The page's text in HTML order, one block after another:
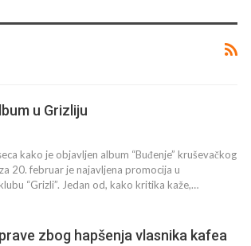
u Grizliju
kako je objavljen album “Buđenje” kruševačkog
20. februar je najavljena promocija u
“Grizli”. Jedan od, kako kritika kaže,…
zbog hapšenja vlasnika kafea